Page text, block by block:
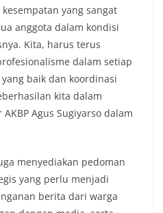
yang sangat
anggota dalam kondisi
Kita, harus terus
dalam setiap
baik dan koordinasi
kita dalam
Agus Sugiyarso dalam
menyediakan pedoman
yang perlu menjadi
berita dari warga